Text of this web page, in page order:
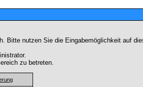
Bitte nutzen Sie die Eingabemöglichkeit auf
zu betreten.